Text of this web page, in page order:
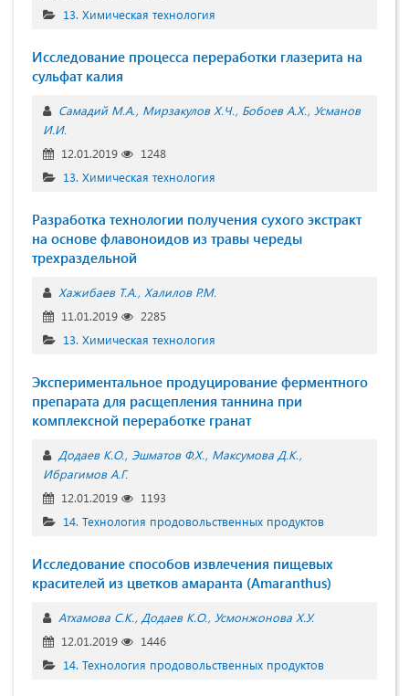
13. Химическая технология
Исследование процесса переработки глазерита на
сульфат калия
Самадий М.А. Мирзакулов Х.Ч. Бобоев А.Х. Усманов
И.И.
12.01.2019
1248
13. Химическая технология
Разработка технологии получения сухого экстракт
на основе флавоноидов из травы череды
трехраздельной
Хажибаев Т.А. Халилов Р.М.
11.01.2019
2285
13. Химическая технология
Экспериментальное продуцирование ферментного
препарата для расщепления таннина при
комплексной переработке гранат
Додаев К.О. Эшматов Ф.Х. Максумова Д.К.
Ибрагимов А.Г.
12.01.2019
1193
14. Технология продовольственных продуктов
Исследование способов извлечения пищевых
красителей из цветков амаранта (Amaranthus)
Атхамова С.К. Додаев К.О. Усмонжонова Х.У.
12.01.2019
1446
14. Технология продовольственных продуктов